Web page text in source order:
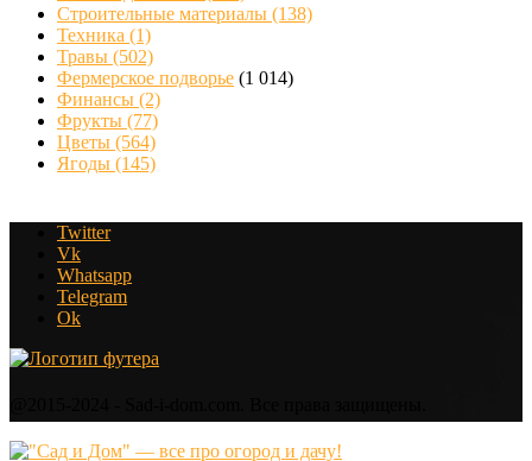
Строительные материалы (138)
Техника (1)
Травы (502)
Фермерское подворье (1 014)
Финансы (2)
Фрукты (77)
Цветы (564)
Ягоды (145)
Twitter
Vk
Whatsapp
Telegram
Ok